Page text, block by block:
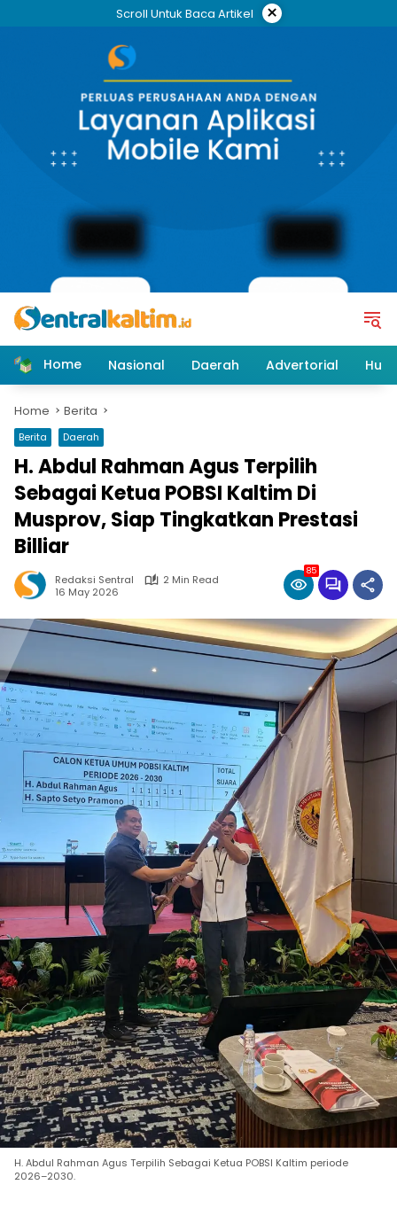
Scroll Untuk Baca Artikel ×
Home Nasional Daerah Advertorial
Home Berita
Berita Daerah
H. Abdul Rahman Agus Terpilih
Sebagai Ketua POBSI Kaltim Di
Musprov, Siap Tingkatkan Prestasi
Billiar
Redaksi Sentral
2 Min Read
16 May 2026
85
H. Abdul Rahman Agus Terpilih Sebagai Ketua POBSI Kaltim periode
2026–2030.